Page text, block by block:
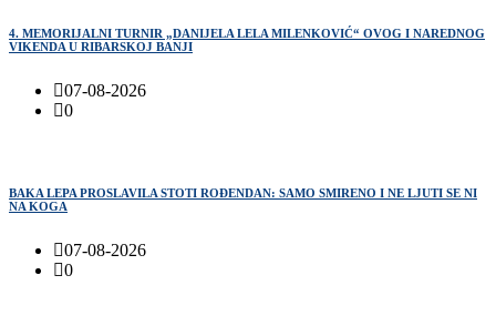
4. MEMORIJALNI TURNIR „DANIJELA LELA MILENKOVIĆ“ OVOG I NAREDNOG
VIKENDA U RIBARSKOJ BANJI
07-08-2026
0
BAKA LEPA PROSLAVILA STOTI ROĐENDAN: SAMO SMIRENO I NE LJUTI SE NI
NA KOGA
07-08-2026
0